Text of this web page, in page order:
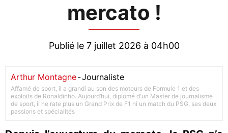
mercato !
Publié le 7 juillet 2026 à 04h00
Arthur Montagne-Journaliste
Affamé de sport, il a grandi au son des moteurs de Formule 1 et des
exploits de Ronaldinho. Aujourd’hui, diplomé d'un Master de journalisme
de sport, il ne rate plus un Grand Prix de F1 ni un match du PSG, ses deux
passions et spécialités